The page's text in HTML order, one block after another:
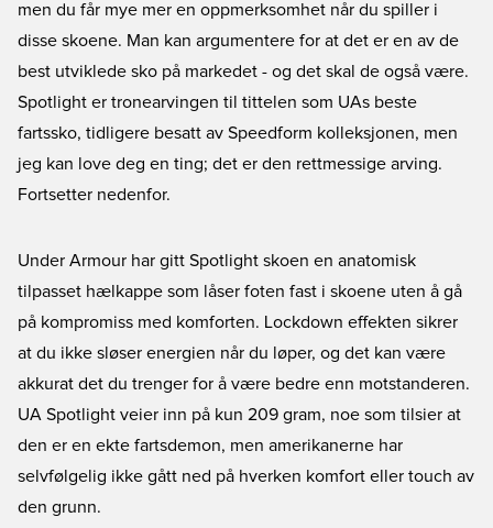
men du får mye mer en oppmerksomhet når du spiller i
disse skoene. Man kan argumentere for at det er en av de
best utviklede sko på markedet - og det skal de også være.
Spotlight er tronearvingen til tittelen som UAs beste
fartssko, tidligere besatt av Speedform kolleksjonen, men
jeg kan love deg en ting; det er den rettmessige arving.
Fortsetter nedenfor.
Under Armour har gitt Spotlight skoen en anatomisk
tilpasset hælkappe som låser foten fast i skoene uten å gå
på kompromiss med komforten. Lockdown effekten sikrer
at du ikke sløser energien når du løper, og det kan være
akkurat det du trenger for å være bedre enn motstanderen.
UA Spotlight veier inn på kun 209 gram, noe som tilsier at
den er en ekte fartsdemon, men amerikanerne har
selvfølgelig ikke gått ned på hverken komfort eller touch av
den grunn.